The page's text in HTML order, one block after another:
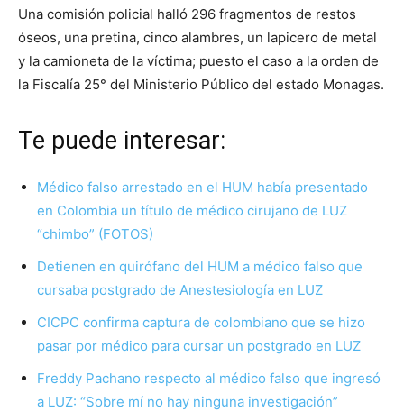
Una comisión policial halló 296 fragmentos de restos
óseos, una pretina, cinco alambres, un lapicero de metal
y la camioneta de la víctima; puesto el caso a la orden de
la Fiscalía 25° del Ministerio Público del estado Monagas.
Te puede interesar:
Médico falso arrestado en el HUM había presentado
en Colombia un título de médico cirujano de LUZ
“chimbo” (FOTOS)
Detienen en quirófano del HUM a médico falso que
cursaba postgrado de Anestesiología en LUZ
CICPC confirma captura de colombiano que se hizo
pasar por médico para cursar un postgrado en LUZ
Freddy Pachano respecto al médico falso que ingresó
a LUZ: “Sobre mí no hay ninguna investigación”